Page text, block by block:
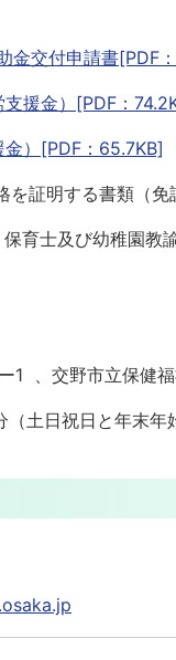
金交付申請書[PDF
援金）[PDF：
）[PDF：65.7KB]
を証明する書類（免
育士及び幼稚園教
交野市立保健福
土日祝日と年末年